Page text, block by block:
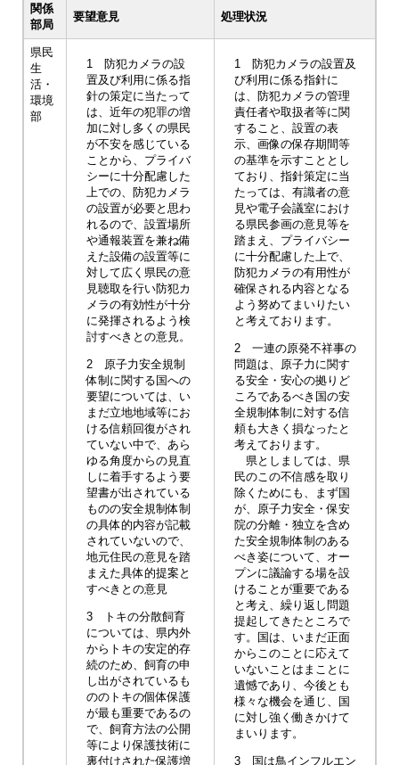
関係
部局
要望意見 処理状況
県民
生
活・
環境
部
1 防犯カメラの設
置及び利用に係る指
針の策定に当たって
は、近年の犯罪の増
加に対し多くの県民
が不安を感じている
ことから、プライバ
シーに十分配慮した
上での、防犯カメラ
の設置が必要と思わ
れるので、設置場所
や通報装置を兼ね備
えた設備の設置等に
対して広く県民の意
見聴取を行い防犯カ
メラの有効性が十分
に発揮されるよう検
討すべきとの意見。
2 原子力安全規制
体制に関する国への
要望については、い
まだ立地地域等にお
ける信頼回復がされ
ていない中で、あら
ゆる角度からの見直
しに着手するよう要
望書が出されている
ものの安全規制体制
の具体的内容が記載
されていないので、
地元住民の意見を踏
まえた具体的提案と
すべきとの意見
3 トキの分散飼育
については、県内外
からトキの安定的存
続のため、飼育の申
し出がされているも
ののトキの個体保護
が最も重要であるの
で、飼育方法の公開
等により保護技術に
裏付けされた保護増
1 防犯カメラの設置及
び利用に係る指針に
は、防犯カメラの管理
責任者や取扱者等に関
すること、設置の表
示、画像の保存期間等
の基準を示すこととし
ており、指針策定に当
たっては、有識者の意
見や電子会議室におけ
る県民参画の意見等を
踏まえ、プライバシー
に十分配慮した上で、
防犯カメラの有用性が
確保される内容となる
よう努めてまいりたい
と考えております。
2 一連の原発不祥事の
問題は、原子力に関す
る安全・安心の拠りど
ころであるべき国の安
全規制体制に対する信
頼も大きく損なったと
考えております。
県としましては、県
民のこの不信感を取り
除くためにも、まず国
が、原子力安全・保安
院の分離・独立を含め
た安全規制体制のある
べき姿について、オー
プンに議論する場を設
けることが重要である
と考え、繰り返し問題
提起してきたところで
す。国は、いまだ正面
からこのことに応えて
いないことはまことに
遺憾であり、今後とも
様々な機会を通じ、国
に対し強く働きかけて
まいります。
3 国は鳥インフルエン